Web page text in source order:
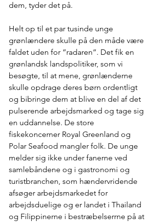
dem, tyder det på.
Helt op til et par tusinde unge
grønlændere skulle på den måde være
faldet uden for ”radaren”. Det fik en
grønlandsk landspolitiker, som vi
besøgte, til at mene, grønlænderne
skulle opdrage deres børn ordentligt
og bibringe dem at blive en del af det
pulserende arbejdsmarked og tage sig
en uddannelse. De store
fiskekoncerner Royal Greenland og
Polar Seafood mangler folk. De unge
melder sig ikke under fanerne ved
samlebåndene og i gastronomi og
turistbranchen, som hændervridende
afsøger arbejdsmarkedet for
arbejdsduelige og er landet i Thailand
og Filippinerne i bestræbelserrne på at